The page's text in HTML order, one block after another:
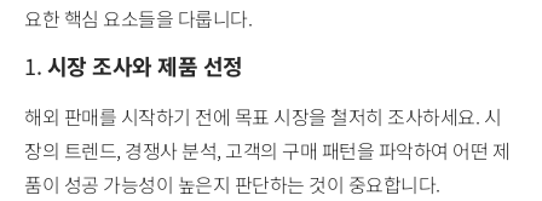
요한 핵심 요소들을 다룹니다.
1.시장 조사와 제품 선정
해외 판매를 시작하기 전에 목표 시장을 철저히 조사하세요. 시
장의 트렌드, 경쟁사 분석, 고객의 구매 패턴을 파악하여 어떤 제
품이 성공 가능성이 높은지 판단하는 것이 중요합니다.